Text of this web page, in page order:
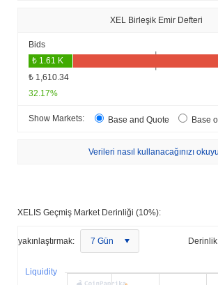
XEL Birleşik Emir Defteri
Bids
₺ 1,610.34
32.17%
Show Markets: Base and Quote Base
Verileri nasıl kullanacağınızı
XELIS Geçmiş Market Derinliği (10%):
yakınlaştırmak: 7 Gün
Liquidity